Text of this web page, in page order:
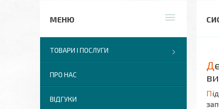
Д
П
ТОВАРИ І ПОСЛУГИ
ПРО НАС
ВІДГУКИ